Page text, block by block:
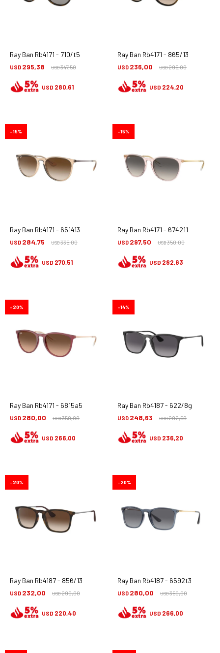
Ray Ban Rb4171 - 710/t5
USD 295,38 USD347,50
USD 280,61
Ray Ban Rb4171 - 865/13
USD 236,00 USD295,00
USD 224,20
Ray Ban Rb4171 - 651413
USD 284,75 USD335,00
15
USD 270,51
Ray Ban Rb4171 - 674211
USD 297,50 USD350,00
15
USD 282,63
Ray Ban Rb4171 - 6815a5
USD 280,00 USD350,00
20
USD 266,00
Ray Ban Rb4187 - 622/8g
USD 248,63 USD292,50
14
USD 236,20
Ray Ban Rb4187 - 856/13
USD 232,00 USD290,00
20
USD 220,40
Ray Ban Rb4187 - 6592t3
USD 280,00 USD350,00
20
USD 266,00